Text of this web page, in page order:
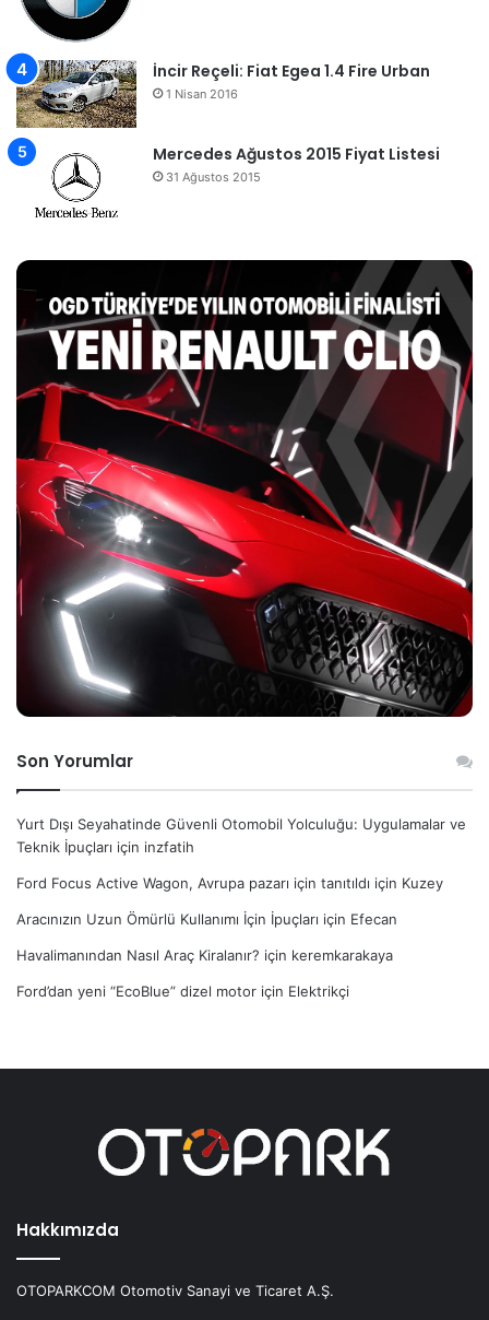
İncir Reçeli: Fiat Egea 1.4 Fire Urban
1 Nisan 2016
Mercedes Ağustos 2015 Fiyat Listesi
31 Ağustos 2015
Son Yorumlar
Yurt Dışı Seyahatinde Güvenli Otomobil Yolculuğu: Uygulamalar ve
Teknik İpuçları için inzfatih
Ford Focus Active Wagon, Avrupa pazarı için tanıtıldı için Kuzey
Aracınızın Uzun Ömürlü Kullanımı İçin İpuçları için Efecan
Havalimanından Nasıl Araç Kiralanır? için keremkarakaya
Ford’dan yeni “EcoBlue” dizel motor için Elektrikçi
Hakkımızda
OTOPARKCOM Otomotiv Sanayi ve Ticaret A.Ş.